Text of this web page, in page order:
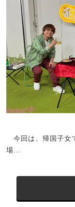
今回は、帰国子女
場...